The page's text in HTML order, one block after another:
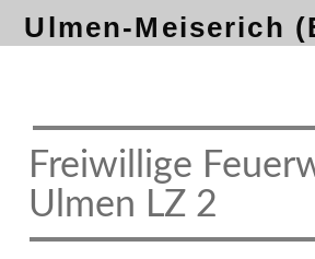
Ulmen-Meiserich
Freiwillige
Ulmen LZ 2